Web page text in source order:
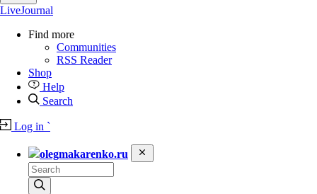
LiveJournal
Find more
Communities
RSS Reader
Shop
Help
Search
Log in `
olegmakarenko.ru